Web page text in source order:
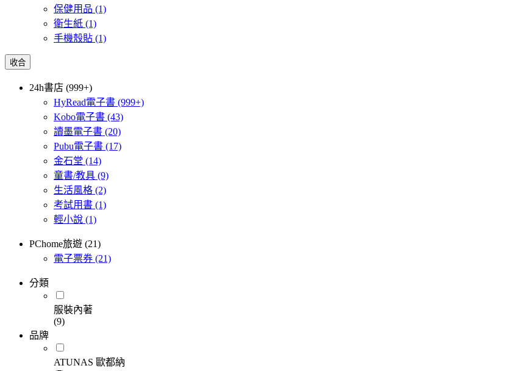
保健用品 (1)
衛生紙 (1)
手機殼貼 (1)
收合
24h書店 (999+)
HyRead電子書 (999+)
Kobo電子書 (43)
讀墨電子書 (20)
Pubu電子書 (17)
金石堂 (14)
童書/教具 (9)
生活風格 (2)
考試用書 (1)
輕小說 (1)
PChome旅遊 (21)
電子票券 (21)
分類
服裝內著
(9)
品牌
ATUNAS 歐都納